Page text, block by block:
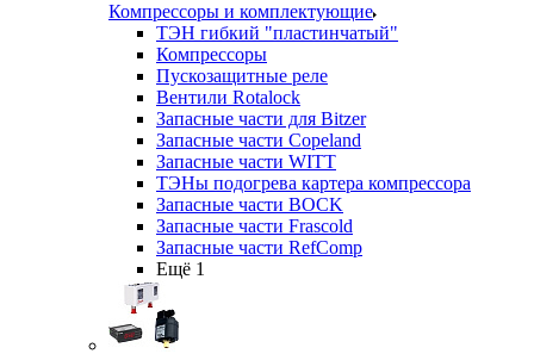
Компрессоры и комплектующие
ТЭН гибкий "пластинчатый"
Компрессоры
Пускозащитные реле
Вентили Rotalock
Запасные части для Bitzer
Запасные части Copeland
Запасные части WITT
ТЭНы подогрева картера компрессора
Запасные части BOCK
Запасные части Frascold
Запасные части RefComp
Ещё 1